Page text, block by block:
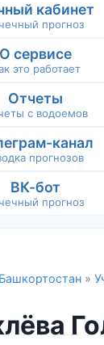
кабинет
прогноз
О сервисе
это работает
Отчеты
с водоемов
канал
прогнозов
ВК-бот
прогноз
»